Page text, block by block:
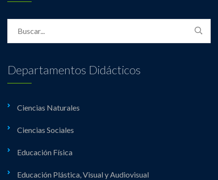
Departamentos Didácticos
Ciencias Naturales
Ciencias Sociales
Educación Física
Educación Plástica, Visual y Audiovisual